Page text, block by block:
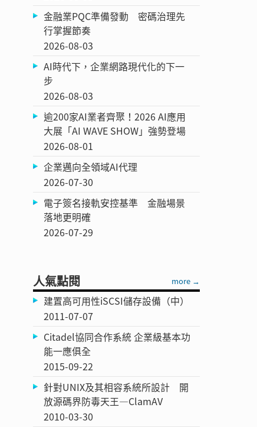
金融業PQC準備發動 密碼治理先
行掌握節奏
2026-08-03
AI時代下，企業網路現代化的下一
步
2026-08-03
逾200家AI業者齊聚！2026 AI應用
大展「AI WAVE SHOW」強勢登場
2026-08-01
企業邁向全領域AI代理
2026-07-30
電子簽名接軌安控基準 金融場景
落地更明確
2026-07-29
人氣點閱 more →
建置高可用性iSCSI儲存設備（中）
2011-07-07
Citadel協同合作系統 企業級基本功
能一應俱全
2015-09-22
針對UNIX及其相容系統所設計 開
放源碼界防毒天王—ClamAV
2010-03-30